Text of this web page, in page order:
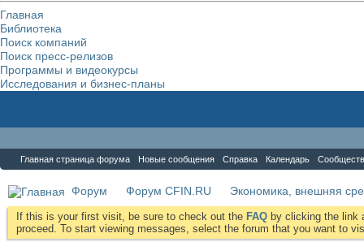
Главная
Библиотека
Поиск компаний
Поиск пресс-релизов
Программы и видеокурсы
Исследования и бизнес-планы
Главная страница форума Новые сообщения Справка Календарь
Форум Форум CFIN.RU Экономика, внешняя
If this is your first visit, be sure to check out the FAQ by clicking the link
proceed. To start viewing messages, select the forum that you want to